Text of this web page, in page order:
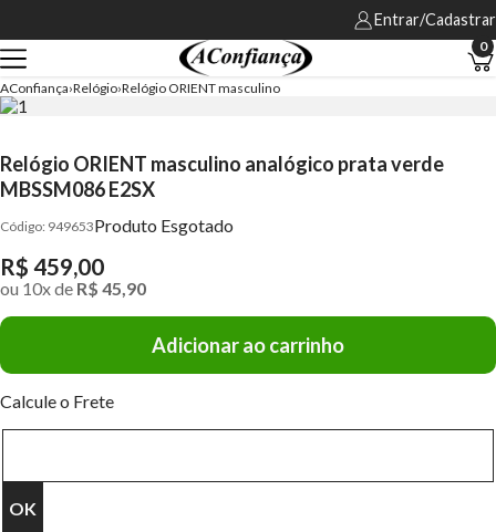
Entrar/Cadastrar
0
AConfiança Relógio Relógio ORIENT masculino
Relógio ORIENT masculino analógico prata verde
MBSSM086 E2SX
949653Produto Esgotado
R$ 459,00
ou 10xde R$ 45,90
Adicionar ao carrinho
Calcule o Frete